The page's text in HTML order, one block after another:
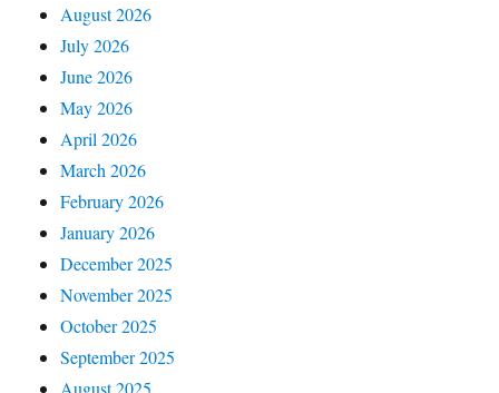
August 2026
July 2026
June 2026
May 2026
April 2026
March 2026
February 2026
January 2026
December 2025
November 2025
October 2025
September 2025
August 2025